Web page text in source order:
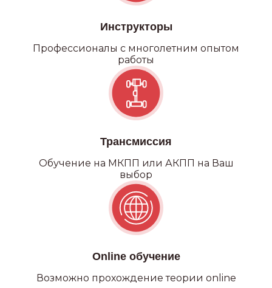
Инструкторы
Профессионалы с многолетним опытом
работы
Трансмиссия
Обучение на МКПП или АКПП на Ваш
выбор
Online обучение
Возможно прохождение теории online
Категория С